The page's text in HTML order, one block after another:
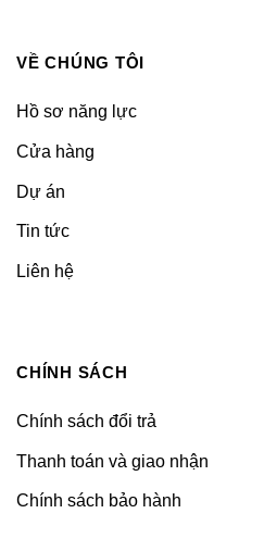
VỀ CHÚNG TÔI
Hồ sơ năng lực
Cửa hàng
Dự án
Tin tức
Liên hệ
CHÍNH SÁCH
Chính sách đổi trả
Thanh toán và giao nhận
Chính sách bảo hành